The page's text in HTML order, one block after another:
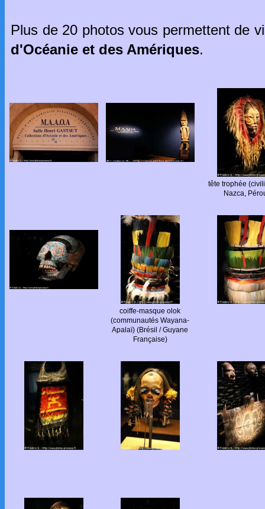
Plus de 20 photos vous permettent de
d'Océanie et des Amériques.
tête trophée
Nazca,
coiffe-masque olok
(communautés Wayana-
Apalaï) (Brésil / Guyane
Française)